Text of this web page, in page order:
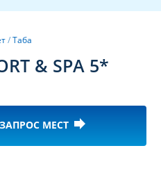
/Таба
& SPA 5*
ЗАПРОС МЕСТ forward